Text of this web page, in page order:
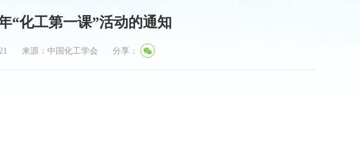
“化工第一课”活动的通知
21 来源：中国化工学会 分享：